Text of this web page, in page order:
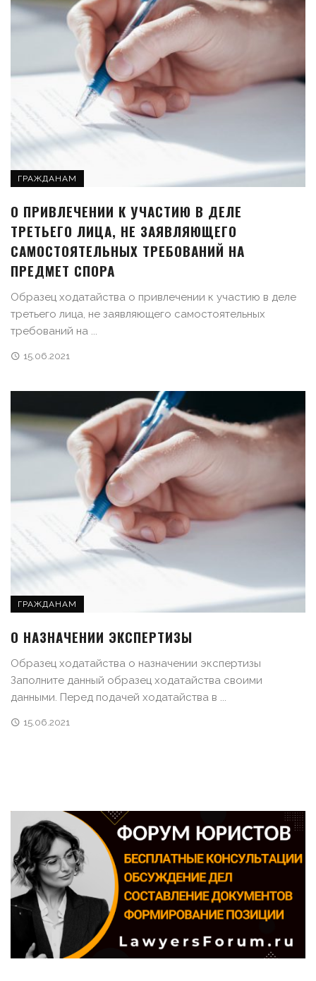
ГРАЖДАНАМ
О ПРИВЛЕЧЕНИИ К УЧАСТИЮ В ДЕЛЕ
ТРЕТЬЕГО ЛИЦА, НЕ ЗАЯВЛЯЮЩЕГО
САМОСТОЯТЕЛЬНЫХ ТРЕБОВАНИЙ НА
ПРЕДМЕТ СПОРА
Образец ходатайства о привлечении к участию в деле
третьего лица, не заявляющего самостоятельных
требований на ...
15.06.2021
ГРАЖДАНАМ
О НАЗНАЧЕНИИ ЭКСПЕРТИЗЫ
Образец ходатайства о назначении экспертизы
Заполните данный образец ходатайства своими
данными. Перед подачей ходатайства в ...
15.06.2021